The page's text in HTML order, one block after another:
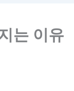
는 이유